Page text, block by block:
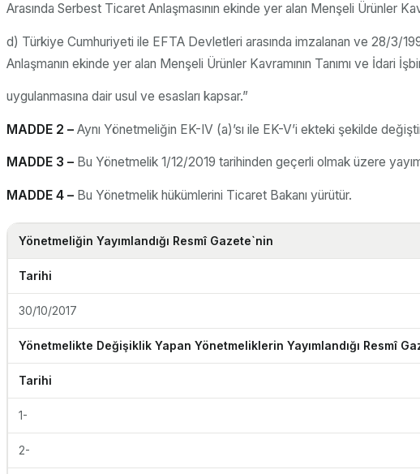
Arasında Serbest Ticaret Anlaşmasının ekinde yer alan Menşeli Ürünler
d) Türkiye Cumhuriyeti ile EFTA Devletleri arasında imzalanan ve 28/3/
Anlaşmanın ekinde yer alan Menşeli Ürünler Kavramının Tanımı ve İdari
uygulanmasına dair usul ve esasları kapsar.”
MADDE 2 – Aynı Yönetmeliğin EK-IV (a)’sı ile EK-V’i ekteki şekilde
MADDE 3 – Bu Yönetmelik 1/12/2019 tarihinden geçerli olmak üzere
MADDE 4 – Bu Yönetmelik hükümlerini Ticaret Bakanı yürütür.
Yönetmeliğin Yayımlandığı Resmî Gazete`nin
Tarihi
30/10/2017
Yönetmelikte Değişiklik Yapan Yönetmeliklerin Yayımlandığı Resmî
Tarihi
1-
2-